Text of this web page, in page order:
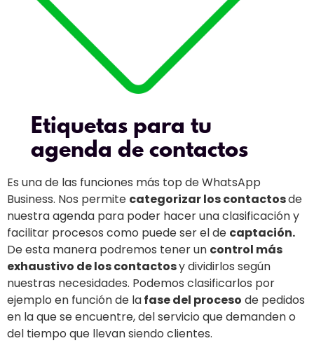
Etiquetas para tu
agenda de contactos
Es una de las funciones más top de WhatsApp
Business. Nos permite categorizar los contactosde
nuestra agenda para poder hacer una clasificación y
facilitar procesos como puede ser el de captación.
De esta manera podremos tener un control más
exhaustivo de los contactosy dividirlos según
nuestras necesidades. Podemos clasificarlos por
ejemplo en función de lafase del proceso de pedidos
en la que se encuentre, del servicio que demanden o
del tiempo que llevan siendo clientes.